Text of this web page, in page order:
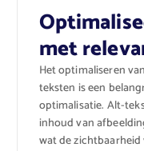
met
Het optimaliseren
teksten is een
optimalisatie. Alt-
inhoud van
wat de